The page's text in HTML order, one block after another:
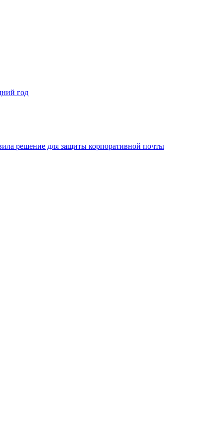
год
решение для защиты корпоративной почты